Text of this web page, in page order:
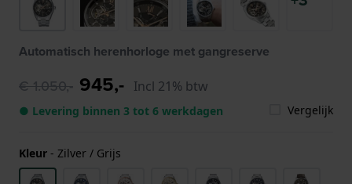
Automatisch herenhorloge met gangreserve
€ 1.050,- 945,- Incl 21% btw
● Levering binnen 3 tot 6 werkdagen Vergelijk
Kleur - Zilver / Grijs